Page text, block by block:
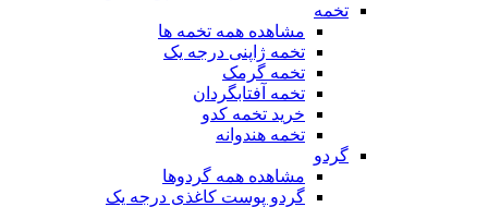
تخمه
مشاهده همه تخمه ها
تخمه ژاپنی درجه یک
تخمه گرمک
تخمه آفتابگردان
خرید تخمه کدو
تخمه هندوانه
گردو
مشاهده همه گردوها
گردو پوست کاغذی درجه یک